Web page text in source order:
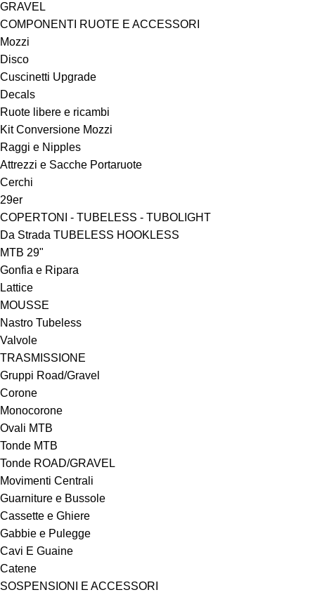
GRAVEL
COMPONENTI RUOTE E ACCESSORI
Mozzi
Disco
Cuscinetti Upgrade
Decals
Ruote libere e ricambi
Kit Conversione Mozzi
Raggi e Nipples
Attrezzi e Sacche Portaruote
Cerchi
29er
COPERTONI - TUBELESS - TUBOLIGHT
Da Strada TUBELESS HOOKLESS
MTB 29"
Gonfia e Ripara
Lattice
MOUSSE
Nastro Tubeless
Valvole
TRASMISSIONE
Gruppi Road/Gravel
Corone
Monocorone
Ovali MTB
Tonde MTB
Tonde ROAD/GRAVEL
Movimenti Centrali
Guarniture e Bussole
Cassette e Ghiere
Gabbie e Pulegge
Cavi E Guaine
Catene
SOSPENSIONI E ACCESSORI